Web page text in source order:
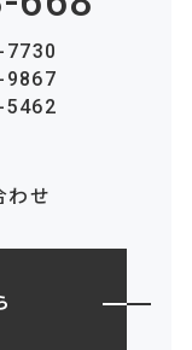
7730
9867
5462
わせ